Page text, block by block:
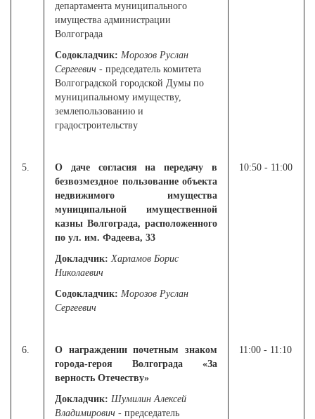
департамента муниципального
имущества администрации
Волгограда
Содокладчик: Морозов Руслан
Сергеевич - председатель комитета
Волгоградской городской Думы по
муниципальному имуществу,
землепользованию и
градостроительству
5.
О даче согласия на передачу в
безвозмездное пользование объекта
недвижимого имущества
муниципальной имущественной
казны Волгограда, расположенного
по ул. им. Фадеева, 33
Докладчик:Харламов Борис
Николаевич
Содокладчик: Морозов Руслан
Сергеевич
10:50 - 11:00
6.
О награждении почетным знаком
города-героя Волгограда «За
верность Отечеству»
Докладчик: Шумилин Алексей
Владимирович - председатель
11:00 - 11:10